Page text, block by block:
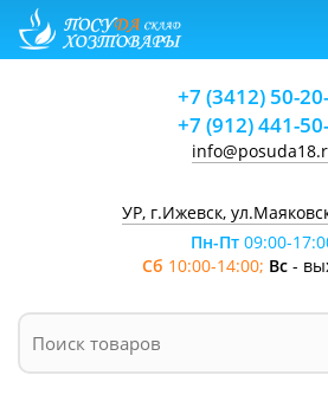
+7 (3412) 50-
+7 (912) 441-
УР, г.Ижевск,
Пн-Пт 09:00-
Сб 10:00-14:00; Вс -